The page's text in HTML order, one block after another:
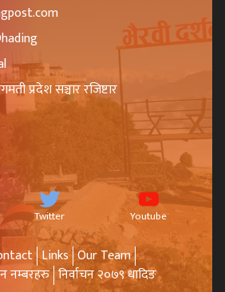
प्रदेश सञ्चार रजिष्टार
Twitter Youtube
Links Our Team
नम्बरहरु निर्वाचन २०७९ धादिङ